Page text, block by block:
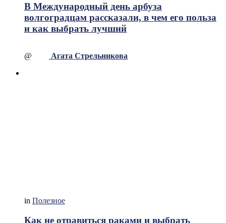
В Международный день арбуза
волгоградцам рассказали, в чем его польза
и как выбрать лучший
@ Агата Стрельникова
in Полезное
Как не отравиться раками и выбрать